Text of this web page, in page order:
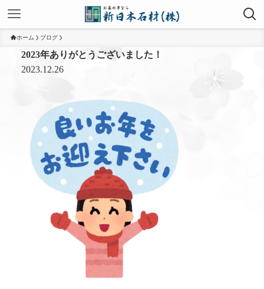
ホーム ブログ
2023年ありがとうございました！
2023.12.26